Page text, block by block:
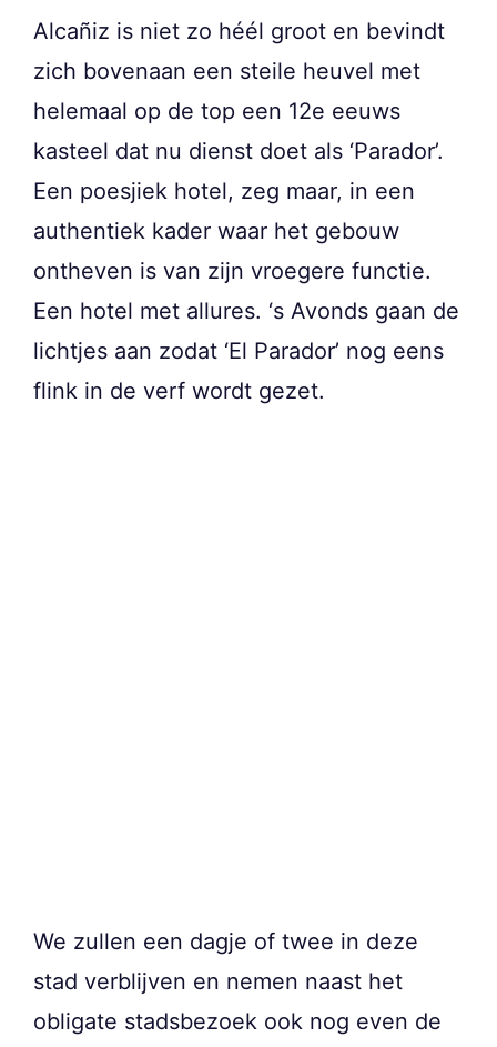
Alcañiz is niet zo héél groot en bevindt
zich bovenaan een steile heuvel met
helemaal op de top een 12e eeuws
kasteel dat nu dienst doet als ‘Parador’.
Een poesjiek hotel, zeg maar, in een
authentiek kader waar het gebouw
ontheven is van zijn vroegere functie.
Een hotel met allures. ‘s Avonds gaan de
lichtjes aan zodat ‘El Parador’ nog eens
flink in de verf wordt gezet.
We zullen een dagje of twee in deze
stad verblijven en nemen naast het
obligate stadsbezoek ook nog even de